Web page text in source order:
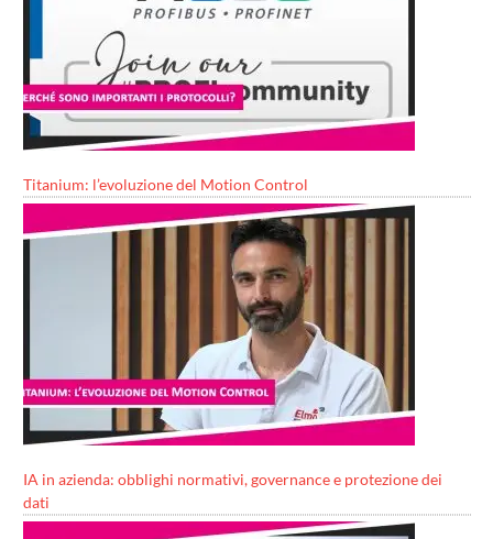
Titanium: l’evoluzione del Motion Control
IA in azienda: obblighi normativi, governance e protezione dei
dati